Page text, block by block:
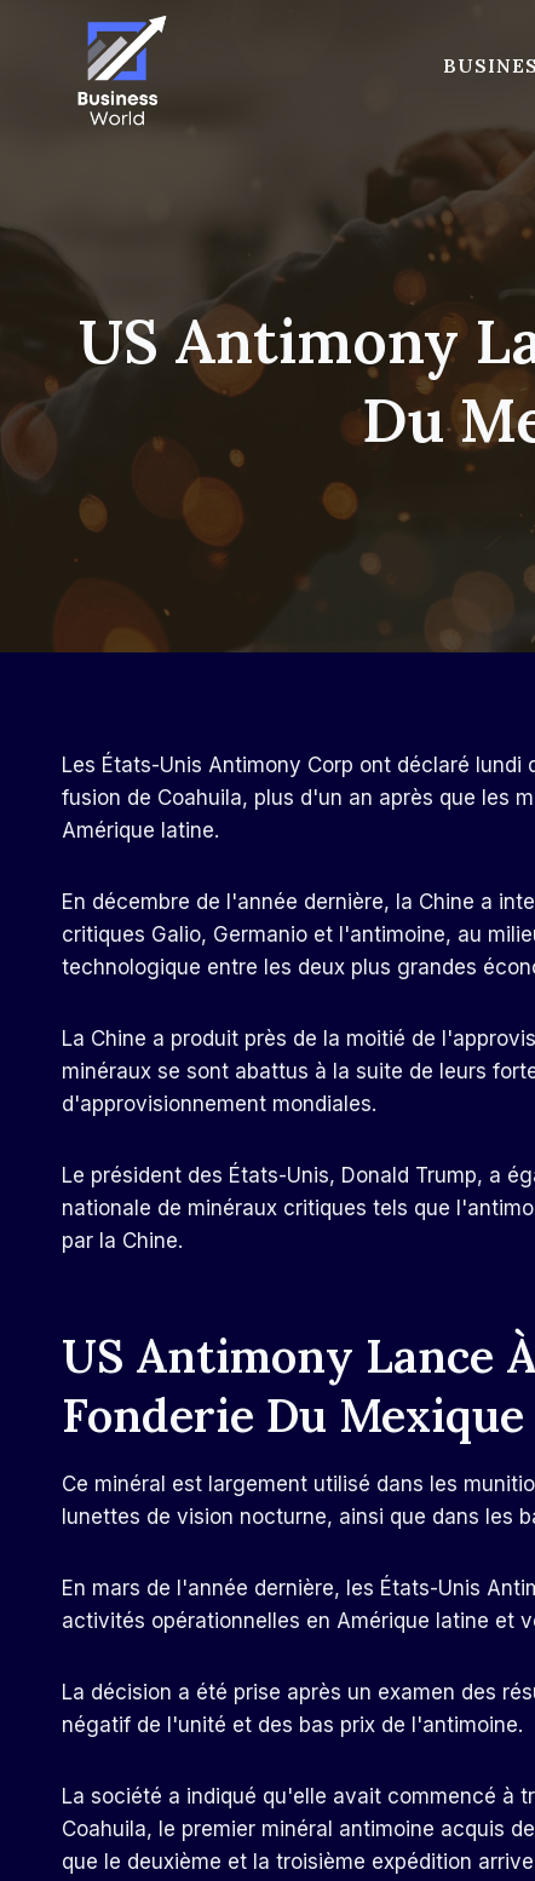
US Antimony
Du
Les États-Unis Antimony Corp ont déclaré
fusion de Coahuila, plus d'un an après que les
Amérique latine.
En décembre de l'année dernière, la Chine a
critiques Galio, Germanio et l'antimoine, au
technologique entre les deux plus grandes
La Chine a produit près de la moitié de
minéraux se sont abattus à la suite de leurs
d'approvisionnement mondiales.
Le président des États-Unis, Donald Trump, a
nationale de minéraux critiques tels que
par la Chine.
US Antimony Lance
Fonderie Du
Ce minéral est largement utilisé dans les
lunettes de vision nocturne, ainsi que dans les
En mars de l'année dernière, les États-Unis
activités opérationnelles en Amérique latine et
La décision a été prise après un examen des
négatif de l'unité et des bas prix de l'antimoine.
La société a indiqué qu'elle avait commencé à
Coahuila, le premier minéral antimoine acquis
que le deuxième et la troisième expédition